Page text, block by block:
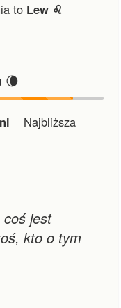
to Lew ♌︎
🌘
Najbliższa
coś jest
kto o tym